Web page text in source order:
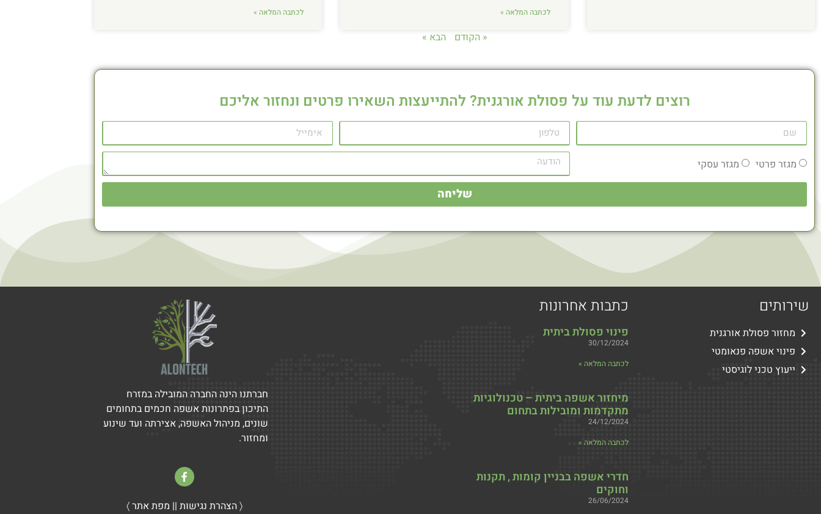
לכתבה המלאה » לכתבה המלאה »
« הקודם הבא »
רוצים לדעת עוד על פסולת אורגנית? להתייעצות השאירו פרטים ונחזור אליכם
מגזר פרטי מגזר עסקי
שליחה
שירותים
מחזור פסולת אורגנית
פינוי אשפה פנאומטי
ייעוץ טכני לוגיסטי
כתבות אחרונות
פינוי פסולת ביתית
30/12/2024
לכתבה המלאה »
מיחזור אשפה ביתית – טכנולוגיות
מתקדמות ומובילות בתחום
24/12/2024
לכתבה המלאה »
חדרי אשפה בבניין קומות , תקנות
וחוקים
26/06/2024
חברתנו הינה החברה המובילה במזרח
התיכון בפתרונות אשפה חכמים בתחומים
שונים, מניהול האשפה, אצירתה ועד שינוע
ומחזור.
〈 הצהרת נגישות || מפת אתר 〉